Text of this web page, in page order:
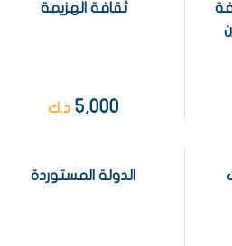
ثقافة الهزيمة
5,000 د.ك
الدولة المستوردة